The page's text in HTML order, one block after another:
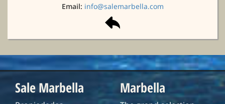
Email: info@salemarbella.com
Sale Marbella Marbella